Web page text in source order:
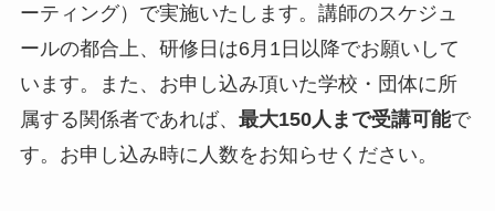
ーティング）で実施いたします。講師のスケジュ
ールの都合上、研修日は6月1日以降でお願いして
います。また、お申し込み頂いた学校・団体に所
属する関係者であれば、 最大150人まで受講可能で
す。お申し込み時に人数をお知らせください。